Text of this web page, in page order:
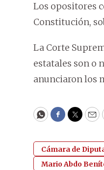
Los opositores
Constitución,
La Corte
estatales son o
anunciaron los
WhatsApp
Facebook
Cámara de
Mario Abdo